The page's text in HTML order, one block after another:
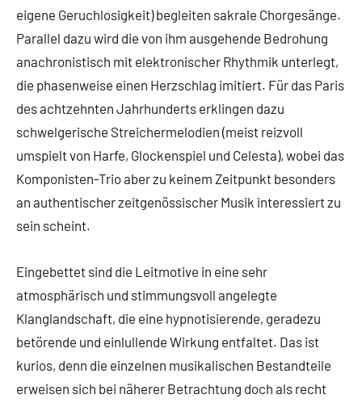
eigene Geruchlosigkeit) begleiten sakrale Chorgesänge.
Parallel dazu wird die von ihm ausgehende Bedrohung
anachronistisch mit elektronischer Rhythmik unterlegt,
die phasenweise einen Herzschlag imitiert. Für das Paris
des achtzehnten Jahrhunderts erklingen dazu
schwelgerische Streichermelodien (meist reizvoll
umspielt von Harfe, Glockenspiel und Celesta), wobei das
Komponisten-Trio aber zu keinem Zeitpunkt besonders
an authentischer zeitgenössischer Musik interessiert zu
sein scheint.
Eingebettet sind die Leitmotive in eine sehr
atmosphärisch und stimmungsvoll angelegte
Klanglandschaft, die eine hypnotisierende, geradezu
betörende und einlullende Wirkung entfaltet. Das ist
kurios, denn die einzelnen musikalischen Bestandteile
erweisen sich bei näherer Betrachtung doch als recht